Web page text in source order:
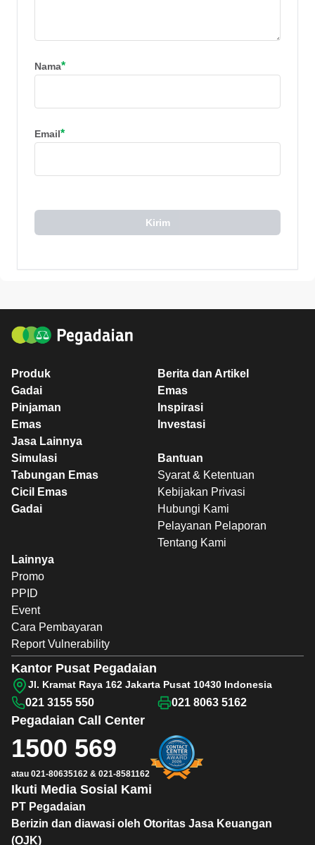
Nama*
Email*
Kirim
Produk
Gadai
Pinjaman
Emas
Jasa Lainnya
Berita dan Artikel
Emas
Inspirasi
Investasi
Simulasi
Tabungan Emas
Cicil Emas
Gadai
Bantuan
Syarat & Ketentuan
Kebijakan Privasi
Hubungi Kami
Pelayanan Pelaporan
Tentang Kami
Lainnya
Promo
PPID
Event
Cara Pembayaran
Report Vulnerability
PT Pegadaian
Berizin dan diawasi oleh Otoritas Jasa Keuangan
(OJK)
Ikuti Media Sosial Kami
Pegadaian Call Center
1500 569
atau 021-80635162 & 021-8581162
Kantor Pusat Pegadaian
Jl. Kramat Raya 162 Jakarta Pusat 10430 Indonesia
021 3155 550 021 8063 5162